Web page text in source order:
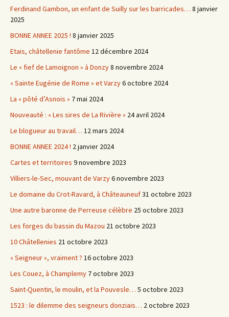
Ferdinand Gambon, un enfant de Suilly sur les barricades… 8 janvier
2025
BONNE ANNEE 2025 ! 8 janvier 2025
Etais, châtellenie fantôme 12 décembre 2024
Le « fief de Lamoignon » à Donzy8 novembre 2024
« Sainte Eugénie de Rome » et Varzy6 octobre 2024
La « pôté d’Asnois » 7 mai 2024
Nouveauté : « Les sires de La Rivière » 24 avril 2024
Le blogueur au travail… 12 mars 2024
BONNE ANNEE 2024 ! 2 janvier 2024
Cartes et territoires 9 novembre 2023
Villiers-le-Sec, mouvant de Varzy6 novembre 2023
Le domaine du Crot-Ravard, à Châteauneuf31 octobre 2023
Une autre baronne de Perreuse célèbre 25 octobre 2023
Les forges du bassin du Mazou 21 octobre 2023
10 Châtellenies 21 octobre 2023
« Seigneur », vraiment ? 16 octobre 2023
Les Couez, à Champlemy 7 octobre 2023
Saint-Quentin, le moulin, et la Pouvesle… 5 octobre 2023
1523 : le dilemme des seigneurs donziais… 2 octobre 2023